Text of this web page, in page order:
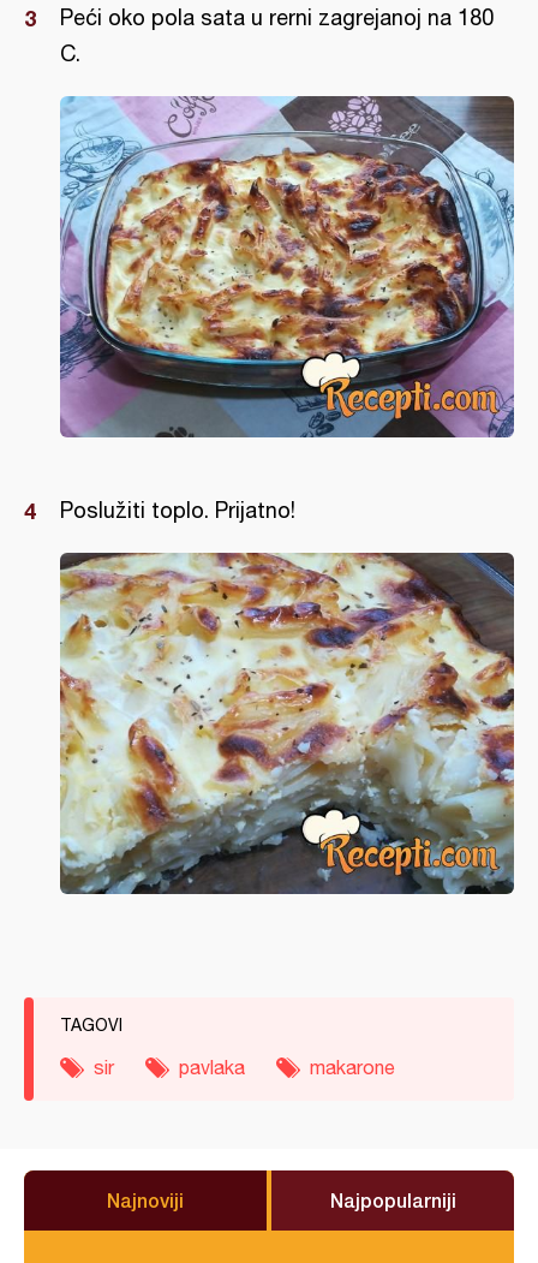
Peći oko pola sata u rerni zagrejanoj na 180
C.
Poslužiti toplo. Prijatno!
TAGOVI
sir pavlaka makarone
Najnoviji Najpopularniji